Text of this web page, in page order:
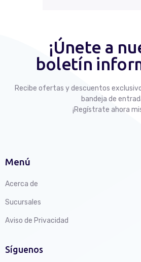
¡Únete a
boletín
Recibe ofertas y descuentos
bandeja de
¡Regístrate ahora
Menú
Acerca de
Sucursales
Aviso de Privacidad
Síguenos